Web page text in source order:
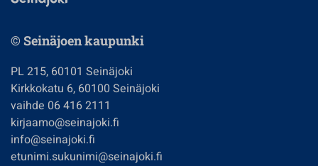
© Seinäjoen kaupunki
PL 215, 60101 Seinäjoki
Kirkkokatu 6, 60100 Seinäjoki
vaihde 06 416 2111
kirjaamo@seinajoki.fi
info@seinajoki.fi
etunimi.sukunimi@seinajoki.fi